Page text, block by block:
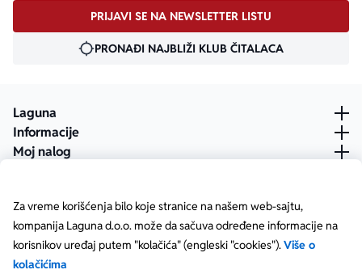
Za vreme korišćenja bilo koje stranice na našem web-sajtu,
kompanija Laguna d.o.o. može da sačuva određene informacije na
korisnikov uređaj putem "kolačića" (engleski "cookies").Više o
kolačićima
PRIJAVI SE NA NEWSLETTER LISTU
PRONAĐI NAJBLIŽI KLUB ČITALACA
Laguna
Informacije
Moj nalog